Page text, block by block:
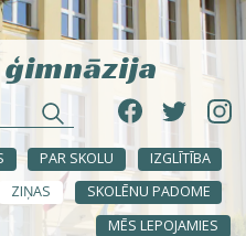
PAR SKOLU
IZGLĪTĪBA
ZIŅAS
SKOLĒNU PADOME
MĒS LEPOJAMIES